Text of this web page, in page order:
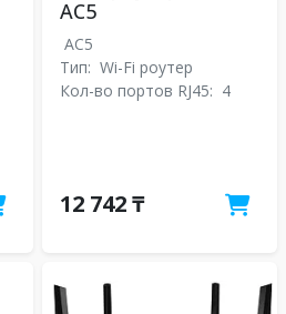
AC5
AC5
Тип: Wi-Fi роутер
Кол-во портов RJ45: 4
12 742 ₸